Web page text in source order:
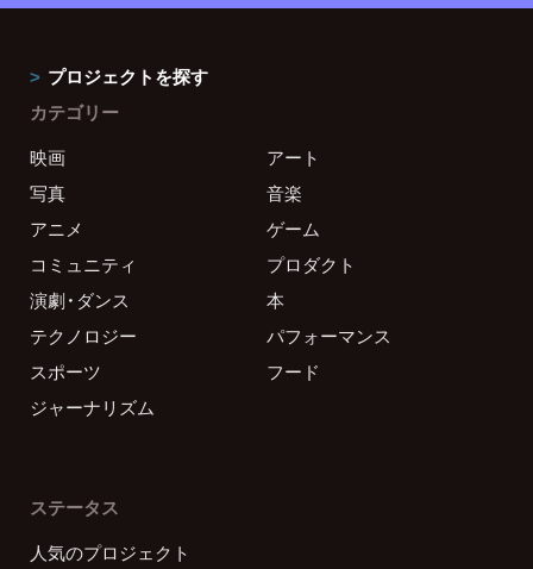
プロジェクトを探す
カテゴリー
映画
アート
写真
音楽
アニメ
ゲーム
コミュニティ
プロダクト
演劇・ダンス
本
テクノロジー
パフォーマンス
スポーツ
フード
ジャーナリズム
ステータス
人気のプロジェクト